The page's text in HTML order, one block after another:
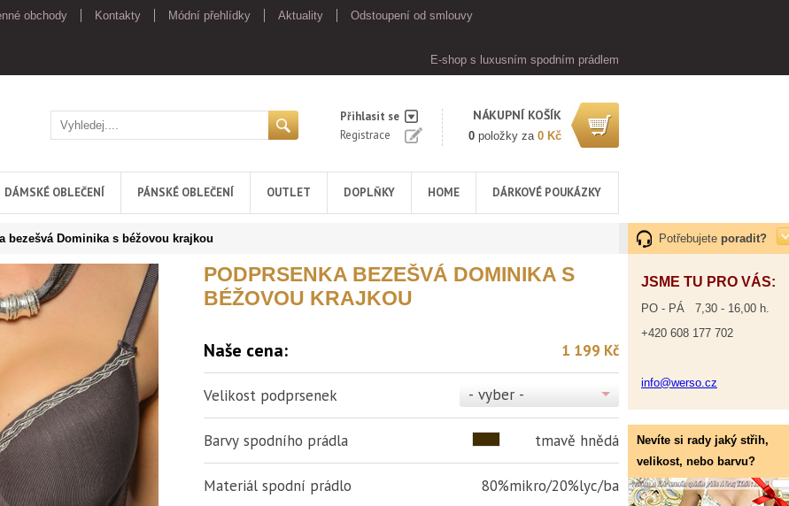
obchody Kontakty Módní přehlídky Aktuality
Odstoupení od smlouvy
E-shop s luxusním spodním prádlem
Přihlasit se
Registrace
NÁKUPNÍ KOŠÍK
0 položky za 0 Kč
DÁMSKÉ OBLEČENÍ PÁNSKÉ OBLEČENÍ OUTLET DOPLŇKY HOME DÁRKOVÉ POUKÁZKY
Potřebujete poradit?
JSME TU PRO VÁS:
PO - PÁ 7,30 - 16,00 h.
+420 608 177 702
info@werso.cz
Nevíte si rady jaký střih,
velikost, nebo barvu?
bezešvá Dominika s béžovou krajkou
PODPRSENKA BEZEŠVÁ DOMINIKA S
BÉŽOVOU KRAJKOU
Naše cena: 1 199 Kč
Velikost podprsenek - vyber -
Barvy spodního prádla tmavě hnědá
Materiál spodní prádlo 80%mikro/20%lyc/ba